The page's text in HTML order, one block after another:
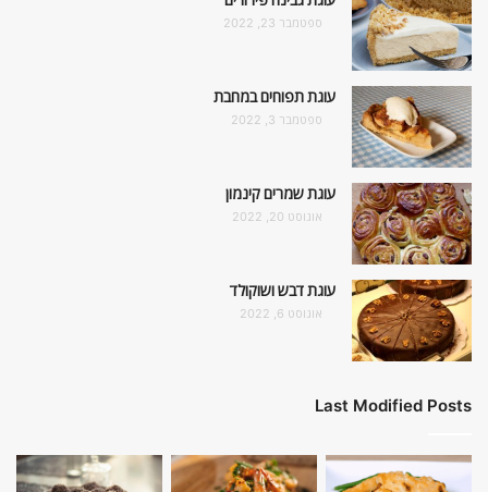
ספטמבר 23, 2022
עוגת תפוחים במחבת
ספטמבר 3, 2022
עוגת שמרים קינמון
אוגוסט 20, 2022
עוגת דבש ושוקולד
אוגוסט 6, 2022
Last Modified Posts